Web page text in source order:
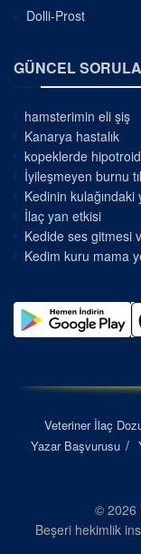
Dolli-Prost
GÜNCEL
hamsterimin eli şiş
Kanarya hastalık
kopeklerde
İyileşmeyen burnu
Kedinin kulağındaki
İlaç yan etkisi
Kedide ses gitmesi
Kedim kuru mama
Veteriner İlaç
Yazar Başvurusu
© 2026
Beşeri hekimlik